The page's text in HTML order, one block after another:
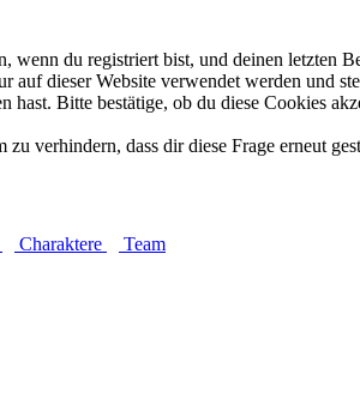
du registriert bist, und deinen letzten
dieser Website verwendet werden und
Bitte bestätige, ob du diese Cookies
verhindern, dass dir diese Frage erneut
Charaktere